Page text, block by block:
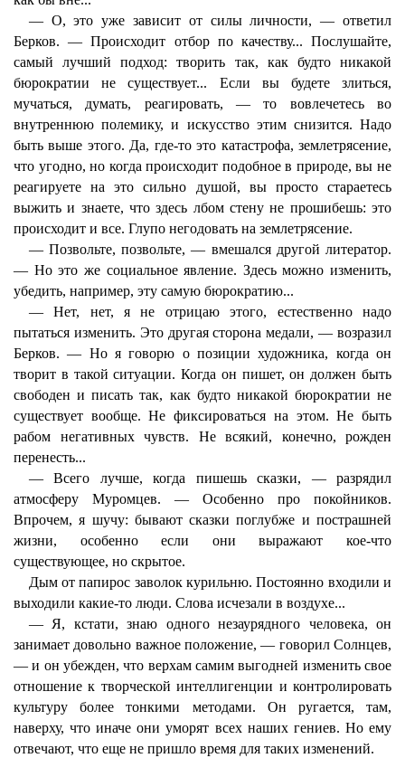
— О, это уже зависит от силы личности, — ответил
Берков. — Происходит отбор по качеству... Послушайте,
самый лучший подход: творить так, как будто никакой
бюрократии не существует... Если вы будете злиться,
мучаться, думать, реагировать, — то вовлечетесь во
внутреннюю полемику, и искусство этим снизится. Надо
быть выше этого. Да, где-то это катастрофа, землетрясение,
что угодно, но когда происходит подобное в природе, вы не
реагируете на это сильно душой, вы просто стараетесь
выжить и знаете, что здесь лбом стену не прошибешь: это
происходит и все. Глупо негодовать на землетрясение.
— Позвольте, позвольте, — вмешался другой литератор.
— Но это же социальное явление. Здесь можно изменить,
убедить, например, эту самую бюрократию...
— Нет, нет, я не отрицаю этого, естественно надо
пытаться изменить. Это другая сторона медали, — возразил
Берков. — Но я говорю о позиции художника, когда он
творит в такой ситуации. Когда он пишет, он должен быть
свободен и писать так, как будто никакой бюрократии не
существует вообще. Не фиксироваться на этом. Не быть
рабом негативных чувств. Не всякий, конечно, рожден
перенесть...
— Всего лучше, когда пишешь сказки, — разрядил
атмосферу Муромцев. — Особенно про покойников.
Впрочем, я шучу: бывают сказки поглубже и пострашней
жизни, особенно если они выражают кое-что
существующее, но скрытое.
Дым от папирос заволок курильню. Постоянно входили и
выходили какие-то люди. Слова исчезали в воздухе...
— Я, кстати, знаю одного незаурядного человека, он
занимает довольно важное положение, — говорил Солнцев,
— и он убежден, что верхам самим выгодней изменить свое
отношение к творческой интеллигенции и контролировать
культуру более тонкими методами. Он ругается, там,
наверху, что иначе они уморят всех наших гениев. Но ему
отвечают, что еще не пришло время для таких изменений.